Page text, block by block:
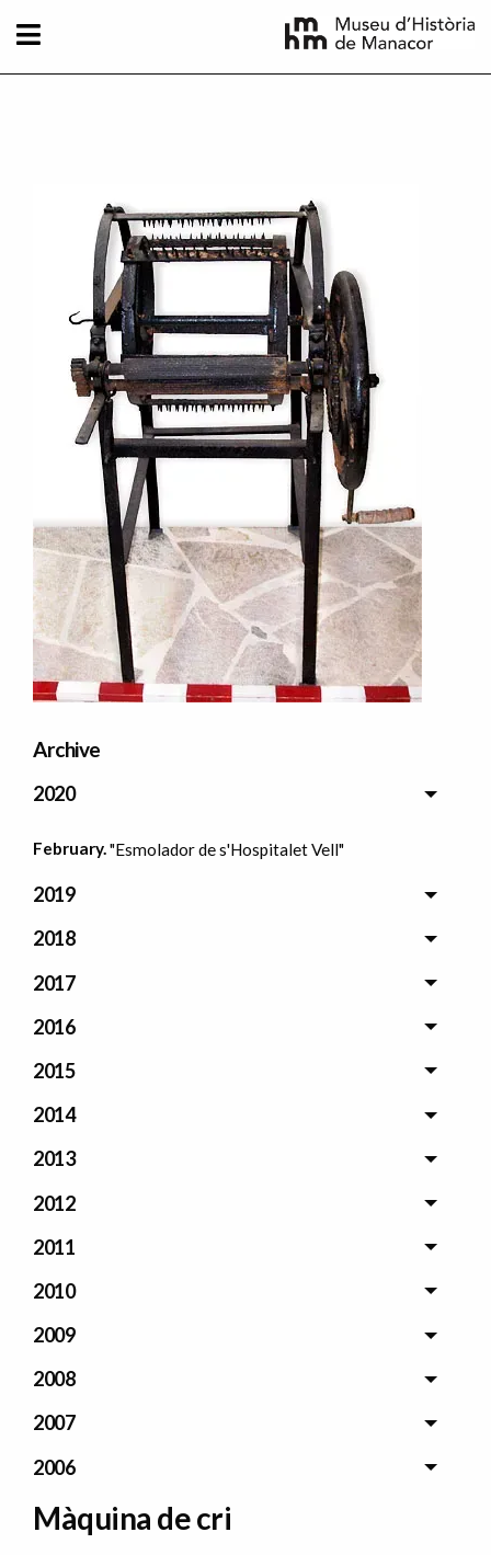
Imatge principal
Archive
2020
February."Esmolador de s'Hospitalet Vell"
2019
2018
2017
2016
2015
2014
2013
2012
2011
2010
2009
2008
2007
2006
Màquina de cri